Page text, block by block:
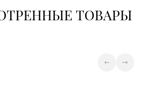
62-
№51 «Аметист» г.
Гродно, ул. Ленина, д.
№83 «Кристалл» г.
ТОВАРЫ